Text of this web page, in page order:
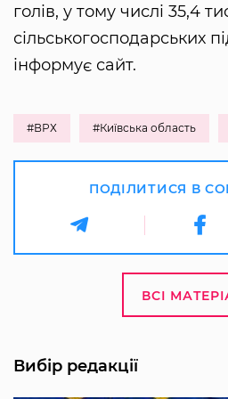
голів, у тому числі 35,4
сільськогосподарських
інформує сайт.
#ВРХ #Київська область
ПОДІЛИТИСЯ В
ВСІ
Вибір редакції